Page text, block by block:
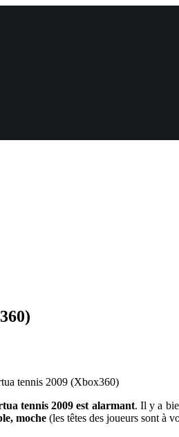
tennis 2009 (Xbox360)
tennis 2009 est alarmant. Il y a
moche(les têtes des joueurs sont à